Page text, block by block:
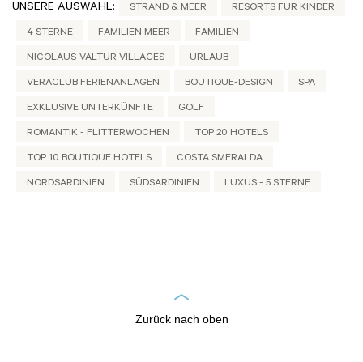
UNSERE AUSWAHL: STRAND & MEER RESORTS FÜR KINDER
4 STERNE FAMILIEN MEER FAMILIEN
NICOLAUS-VALTUR VILLAGES URLAUB
VERACLUB FERIENANLAGEN BOUTIQUE-DESIGN SPA
EXKLUSIVE UNTERKÜNFTE GOLF
ROMANTIK - FLITTERWOCHEN TOP 20 HOTELS
TOP 10 BOUTIQUE HOTELS COSTA SMERALDA
NORDSARDINIEN SÜDSARDINIEN LUXUS - 5 STERNE
Zurück nach oben